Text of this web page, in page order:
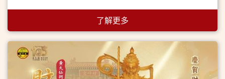
了解更多